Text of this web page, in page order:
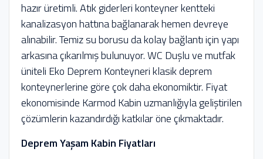
hazır üretimli. Atık giderleri konteyner kentteki
kanalizasyon hattına bağlanarak hemen devreye
alınabilir. Temiz su borusu da kolay bağlantı için yapı
arkasına çıkarılmış bulunuyor. WC Duşlu ve mutfak
üniteli Eko Deprem Konteyneri klasik deprem
konteynerlerine göre çok daha ekonomiktir. Fiyat
ekonomisinde Karmod Kabin uzmanlığıyla geliştirilen
çözümlerin kazandırdığı katkılar öne çıkmaktadır.
Deprem Yaşam Kabin Fiyatları